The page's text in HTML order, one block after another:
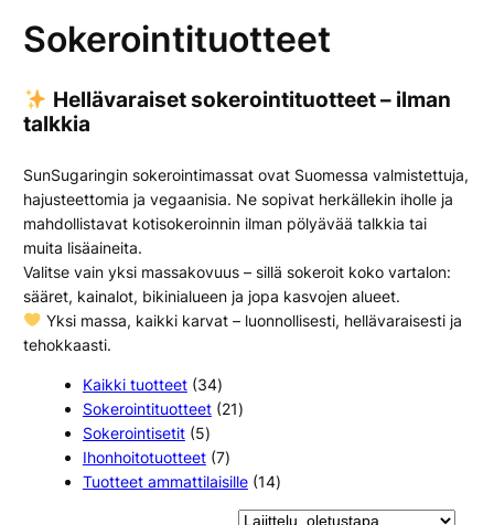
Sokerointituotteet
Hellävaraiset sokerointituotteet – ilman
talkkia
SunSugaringin sokerointimassat ovat Suomessa valmistettuja,
hajusteettomia ja vegaanisia. Ne sopivat herkällekin iholle ja
mahdollistavat kotisokeroinnin ilman pölyävää talkkia tai
muita lisäaineita.
Valitse vain yksi massakovuus – sillä sokeroit koko vartalon:
sääret, kainalot, bikinialueen ja jopa kasvojen alueet.
Yksi massa, kaikki karvat – luonnollisesti, hellävaraisesti ja
tehokkaasti.
Kaikki tuotteet 343
4
u
o
Sokerointituotteet 212
u
Sokerointisetit 55
t
u
Ihonhoitotuotteet 77
t
Tuotteet ammattilaisille 141